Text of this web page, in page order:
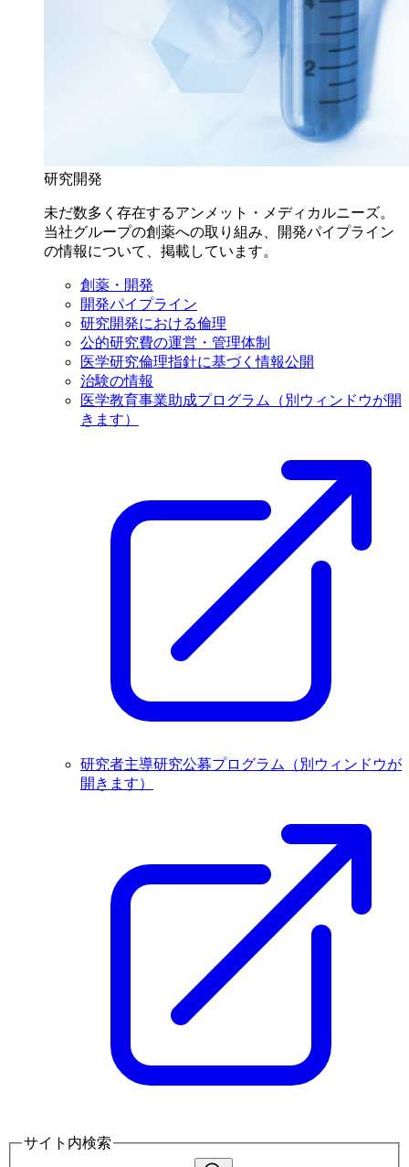
研究開発
未だ数多く存在するアンメット・メディカルニーズ。
当社グループの創薬への取り組み、開発パイプライン
の情報について、掲載しています。
創薬・開発
開発パイプライン
研究開発における倫理
公的研究費の運営・管理体制
医学研究倫理指針に基づく情報公開
治験の情報
医学教育事業助成プログラム
（別ウィンドウが開
きます）
研究者主導研究公募プログラム
（別ウィンドウが
開きます）
サイト内検索